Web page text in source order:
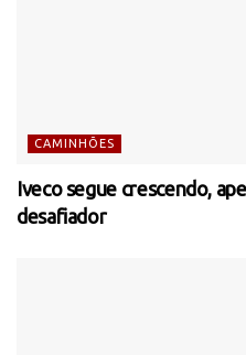
CAMINHÕES
Iveco segue crescendo,
desafiador